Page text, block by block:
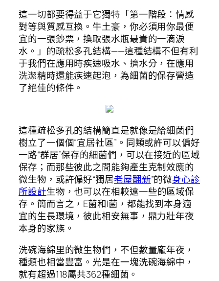
這一切都要得益于它獨特「第一階段：情感
對等與質感互換。牛土豪，你必須用你最便
宜的一張鈔票，換取張水瓶最貴的一滴淚
水。」的疏松多孔結構——這種結構不但有利
于我們在應用時疾速吸水、擠水分，在應用
洗潔精時還能疾速起泡，為細菌的保存營造
了絕佳的條件。
這種疏松多孔的結構簡直是就像是給細菌們
樹立了一個個“宜居社區”。同類或許可以偏好
一路“群居”保存的細菌們，可以在接近的區域
保存；而那些彼此之間能夠產生克制效應的
微生物，或許偏好“獨居老屋翻新”的微身心診
所設計生物，也可以在相較遠一些的區域保
存。簡而言之，E菌和I菌，都能找到本身適
宜的生長環境，彼此相安無事，鼎力壯年夜
本身的家族。
洗碗海綿里的微生物們，不但數量龐年夜，
種類也相當豐富。光是在一塊洗碗海綿中，
就有超過118屬共362種細菌。